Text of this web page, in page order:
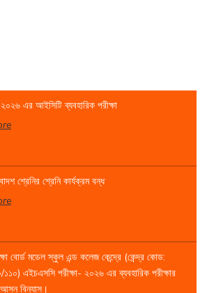
এর আইসিটি ব্যবহারিক পরীক্ষা
শ্রেনির শ্রেনি কার্যক্রম বন্ধ
বোর্ড মডেল স্কুল এন্ড কলেজ কেন্দ্রে (কেন্দ্র কোড:
১১০) এইচএসসি পরীক্ষা- ২০২৬ এর ব্যবহারিক পরীক্ষার
বিন্যাস।